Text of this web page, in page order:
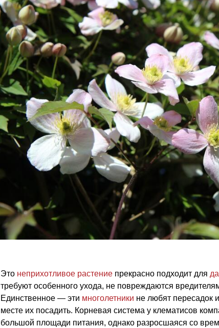
Это неприхотливое растение прекрасно подходит для
требуют особенного ухода, не повреждаются
Единственное — эти многолетники не любят пересадок
месте их посадить. Корневая система у клематисов
большой площади питания, однако разросшаяся со